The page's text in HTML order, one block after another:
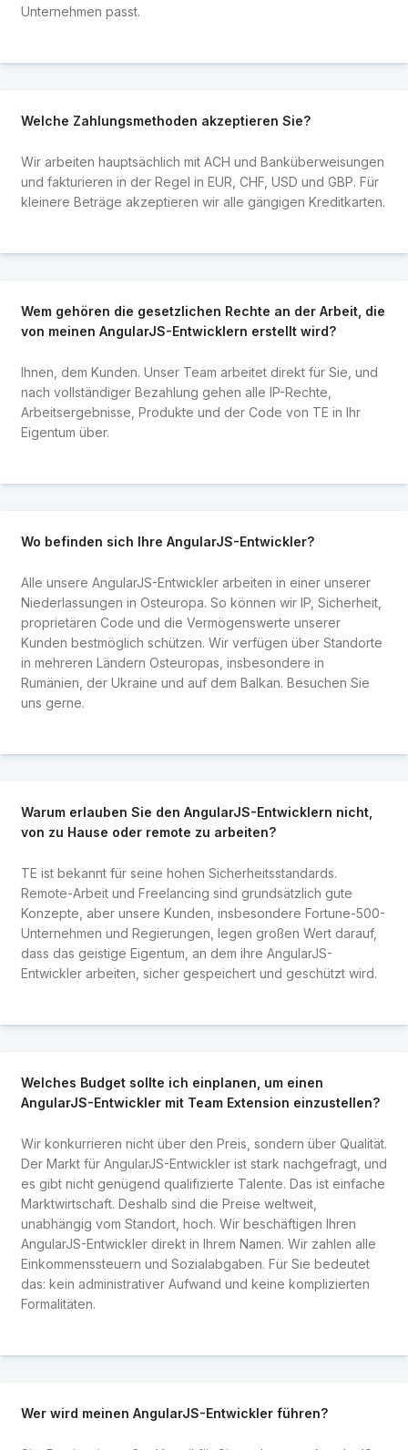
Unternehmen passt.
Welche Zahlungsmethoden akzeptieren Sie?
Wir arbeiten hauptsächlich mit ACH und Banküberweisungen
und fakturieren in der Regel in EUR, CHF, USD und GBP. Für
kleinere Beträge akzeptieren wir alle gängigen Kreditkarten.
Wem gehören die gesetzlichen Rechte an der Arbeit, die
von meinen AngularJS-Entwicklern erstellt wird?
Ihnen, dem Kunden. Unser Team arbeitet direkt für Sie, und
nach vollständiger Bezahlung gehen alle IP-Rechte,
Arbeitsergebnisse, Produkte und der Code von TE in Ihr
Eigentum über.
Wo befinden sich Ihre AngularJS-Entwickler?
Alle unsere AngularJS-Entwickler arbeiten in einer unserer
Niederlassungen in Osteuropa. So können wir IP, Sicherheit,
proprietären Code und die Vermögenswerte unserer
Kunden bestmöglich schützen. Wir verfügen über Standorte
in mehreren Ländern Osteuropas, insbesondere in
Rumänien, der Ukraine und auf dem Balkan. Besuchen Sie
uns gerne.
Warum erlauben Sie den AngularJS-Entwicklern nicht,
von zu Hause oder remote zu arbeiten?
TE ist bekannt für seine hohen Sicherheitsstandards.
Remote-Arbeit und Freelancing sind grundsätzlich gute
Konzepte, aber unsere Kunden, insbesondere Fortune-500-
Unternehmen und Regierungen, legen großen Wert darauf,
dass das geistige Eigentum, an dem ihre AngularJS-
Entwickler arbeiten, sicher gespeichert und geschützt wird.
Welches Budget sollte ich einplanen, um einen
AngularJS-Entwickler mit Team Extension einzustellen?
Wir konkurrieren nicht über den Preis, sondern über Qualität.
Der Markt für AngularJS-Entwickler ist stark nachgefragt, und
es gibt nicht genügend qualifizierte Talente. Das ist einfache
Marktwirtschaft. Deshalb sind die Preise weltweit,
unabhängig vom Standort, hoch. Wir beschäftigen Ihren
AngularJS-Entwickler direkt in Ihrem Namen. Wir zahlen alle
Einkommenssteuern und Sozialabgaben. Für Sie bedeutet
das: kein administrativer Aufwand und keine komplizierten
Formalitäten.
Wer wird meinen AngularJS-Entwickler führen?